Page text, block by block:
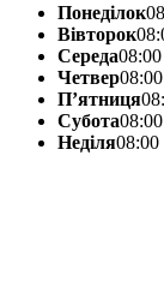
Понеділок
Вівторок
Середа
Четвер
П’ятниця
Субота
Неділя08:00